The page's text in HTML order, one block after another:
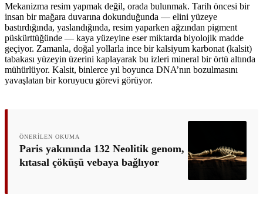
Mekanizma resim yapmak değil, orada bulunmak. Tarih öncesi bir
insan bir mağara duvarına dokunduğunda — elini yüzeye
bastırdığında, yaslandığında, resim yaparken ağzından pigment
püskürttüğünde — kaya yüzeyine eser miktarda biyolojik madde
geçiyor. Zamanla, doğal yollarla ince bir kalsiyum karbonat (kalsit)
tabakası yüzeyin üzerini kaplayarak bu izleri mineral bir örtü altında
mühürlüyor. Kalsit, binlerce yıl boyunca DNA’nın bozulmasını
yavaşlatan bir koruyucu görevi görüyor.
ÖNERILEN OKUMA
Paris yakınında 132 Neolitik genom,
kıtasal çöküşü vebaya bağlıyor